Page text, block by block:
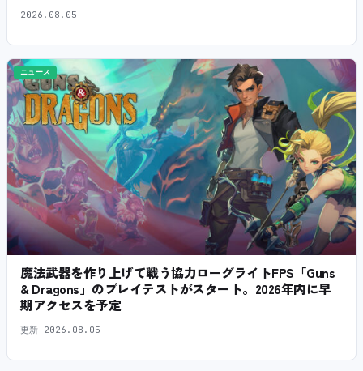
2026.08.05
ニュース
魔法武器を作り上げて戦う協力ローグライトFPS「Guns
& Dragons」のプレイテストがスタート。2026年内に早
期アクセスを予定
更新 2026.08.05